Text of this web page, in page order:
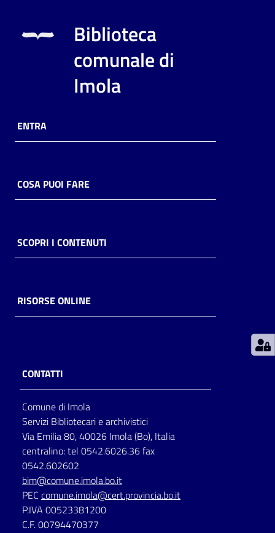
Scopri
online
Piani
Decentrate
Seguici
su
Biblioteca
comunale di
Imola
ENTRA
COSA PUOI FARE
SCOPRI I CONTENUTI
RISORSE ONLINE
CONTATTI
Comune di Imola
Servizi Bibliotecari e archivistici
Via Emilia 80, 40026 Imola (Bo), Italia
centralino: tel 0542.6026.36 fax
0542.602602
bim@comune.imola.bo.it
PEC comune.imola@cert.provincia.bo.it
P.IVA 00523381200
C.F. 00794470377